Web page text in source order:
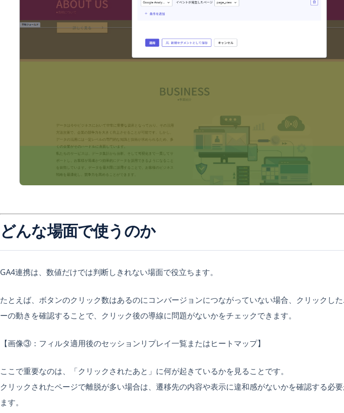
どんな場面で使うのか
GA4連携は、数値だけでは判断しきれない場面で役立ちます。
たとえば、ボタンのクリック数はあるのにコンバージョンにつながっていない場合、クリックし
ーの動きを確認することで、クリック後の導線に問題がないかをチェックできます。
【画像③：フィルタ適用後のセッションリプレイ一覧またはヒートマップ】
ここで重要なのは、「クリックされたあと」に何が起きているかを見ることです。
クリックされたページで離脱が多い場合は、遷移先の内容や表示に違和感がないかを確認する必要
ます。